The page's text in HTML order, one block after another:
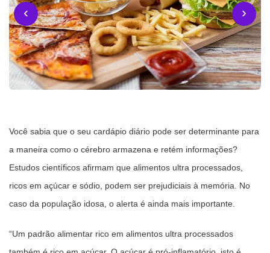
‹ ›
Você sabia que o seu cardápio diário pode ser determinante para
a maneira como o cérebro armazena e retém informações?
Estudos científicos afirmam que alimentos ultra processados,
ricos em açúcar e sódio, podem ser prejudiciais à memória. No
caso da população idosa, o alerta é ainda mais importante.
“Um padrão alimentar rico em alimentos ultra processados